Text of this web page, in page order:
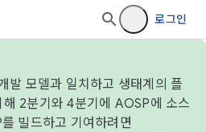
로그인
발 모델과 일치하고 생태계의 플
2분기와 4분기에 AOSP에 소스
빌드하고 기여하려면